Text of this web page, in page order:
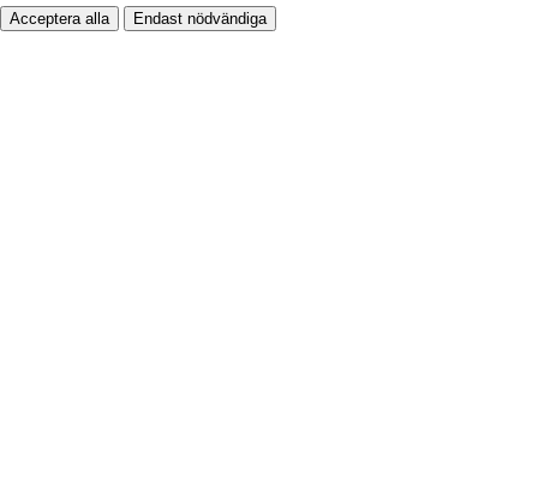
Acceptera alla Endast nödvändiga